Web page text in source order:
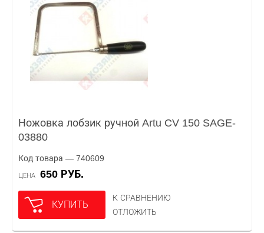
Ножовка лобзик ручной Artu CV 150 SAGE-
03880
Код товара — 740609
ЦЕНА 650 РУБ.
КУПИТЬ
К СРАВНЕНИЮ
ОТЛОЖИТЬ